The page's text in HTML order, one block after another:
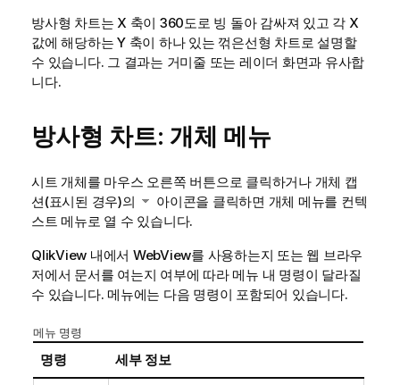
방사형 차트는 X 축이 360도로 빙 돌아 감싸져 있고 각 X
값에 해당하는 Y 축이 하나 있는 꺾은선형 차트로 설명할
수 있습니다. 그 결과는 거미줄 또는 레이더 화면과 유사합
니다.
방사형 차트: 개체 메뉴
시트 개체를 마우스 오른쪽 버튼으로 클릭하거나 개체 캡
션(표시된 경우)의
아이콘을 클릭하면 개체 메뉴를 컨텍
스트 메뉴로 열 수 있습니다.
QlikView 내에서 WebView를 사용하는지 또는 웹 브라우
저에서 문서를 여는지 여부에 따라 메뉴 내 명령이 달라질
수 있습니다. 메뉴에는 다음 명령이 포함되어 있습니다.
메뉴 명령
명령 세부 정보